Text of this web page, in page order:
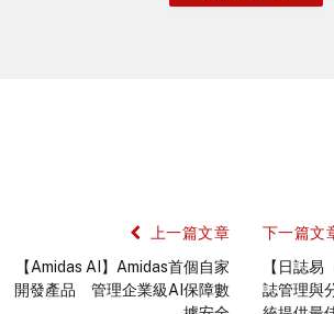
上一篇文章
【Amidas AI】Amidas首個自家
開發產品 管理企業級AI保障數
下一篇文
【日誌
誌管理與